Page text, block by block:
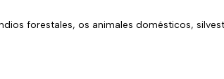
forestales, os animales domésticos,